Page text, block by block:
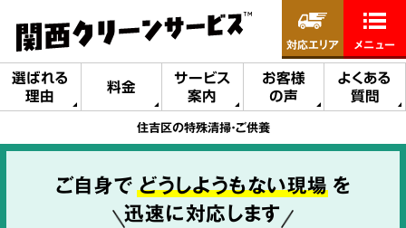
選ばれる
理由
料金
サービス
案内
お客様
の声
よくある
質問
対応エリア メニュー
住吉区の特殊清掃・ご供養
ご自身で どうしようもない現場 を
迅速に対応します